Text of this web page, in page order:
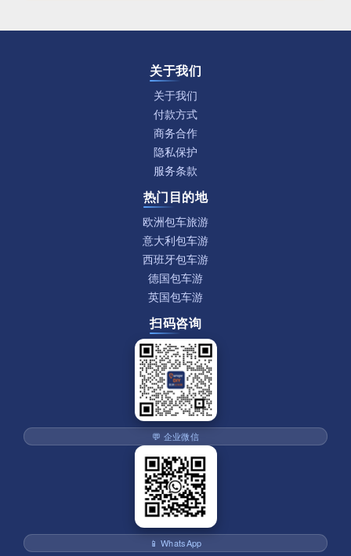
关于我们
关于我们
付款方式
商务合作
隐私保护
服务条款
热门目的地
欧洲包车旅游
意大利包车游
西班牙包车游
德国包车游
英国包车游
扫码咨询
💬 企业微信
📱 WhatsApp